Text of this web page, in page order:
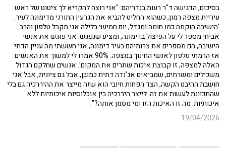
בסיכום, הדגישה ד"ר רעות בנדריהם: "אני רוצה להקריא לך ציטוט של ראש
עיריית מצפה רמון, כשהוא החליט להביא את הגרעין התורני מדימונה לעיר.
'הישיבה הוקמה כמו חומה ומגדל, יום חמישי בלילה אני מקבל טלפון והרב
אביחי מספר לי על הפיצול בדימונה, ומציע שנפגש. אני פוגש את אנשי
הישיבה, הם מספרים את צרותיהם בעיר דימונה, אני חששתי מה עניין הדתי
אז הרמתי טלפון לאנשי החינוך במצפה. 90% אמרו לי למשוך את האנשים
האלה למצפה, זו קבוצת איכות שתרים את המקום'. אנשים שחלקם הגדול
משכילים ומשרתים, שמביאים אג'נדה דתית כמובן, אבל גם ציונית, אבל אני
חושבת ההיבט הקשה, הצד הפחות חיובי הוא שזה מייצר את ההיררכיה גם בלי
שהתכוונת לעשות את זה. לייצר היררכיה בין אוכלוסיות איכותיות ללא
איכותיות. מה זו האיכות הזו ומי מסמן אותה?".
19/04/2026